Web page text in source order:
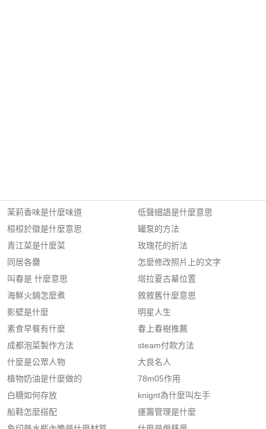
茉莉香味是什麼味道
桓桓於徵是什麼意思
青江菜是什麼菜
同居各爨
叫春是 什麼意思
海鮮火鍋怎麼煮
影壁是什麼
素食早餐有什麼
成都泡菜製作方法
什麼是公眾人物
植物奶油是什麼做的
白糖如何存放
船鞋怎麼搭配
低聲細語是什麼意思
罐泵的方法
玫瑰花的折法
怎麼修改照片上的文字
塔拉夏古墓位置
敘敘舊什麼意思
明星人生
春上春樹推薦
steam付款方法
大良名人
78m05作用
knignt為什麼叫左手
運籌管理是什麼